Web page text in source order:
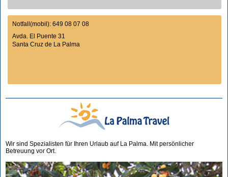
Notfall(mobil): 649 08 07 08
Avda. El Puente 31
Santa Cruz de La Palma
Wir sind Spezialisten für Ihren Urlaub auf La Palma. Mit persönlicher
Betreuung vor Ort.